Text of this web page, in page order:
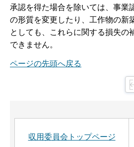
承認を得た場合を除いては、事業
の形質を変更したり、工作物の新
としても、これらに関する損失の
できません。
ページの先頭へ戻る
収用委員会トップページ